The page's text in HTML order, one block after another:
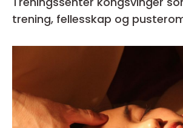
trening, fellesskap og